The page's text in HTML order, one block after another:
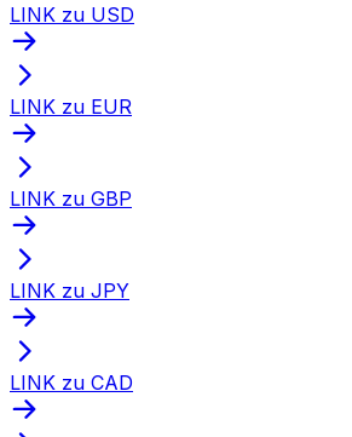
LINK zu USD
LINK zu EUR
LINK zu GBP
LINK zu JPY
LINK zu CAD